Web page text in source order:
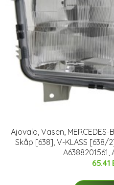
Ajovalo, Vasen, MERCEDES-
Skåp [638], V-KLASS [638/
A6388201561,
65.41